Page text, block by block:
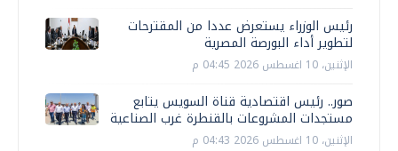
رئيس الوزراء يستعرض عددا من المقترحات
لتطوير أداء البورصة المصرية
الإثنين، 10 اغسطس 2026 04:45 م
صور.. رئيس اقتصادية قناة السويس يتابع
مستجدات المشروعات بالقنطرة غرب الصناعية
الإثنين، 10 اغسطس 2026 04:43 م